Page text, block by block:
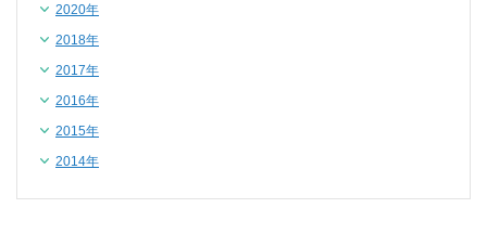
2020年
2018年
2017年
2016年
2015年
2014年